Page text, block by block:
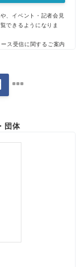
、イベント・記者会見
できるようになりま
ス受信に関するご案内
団体